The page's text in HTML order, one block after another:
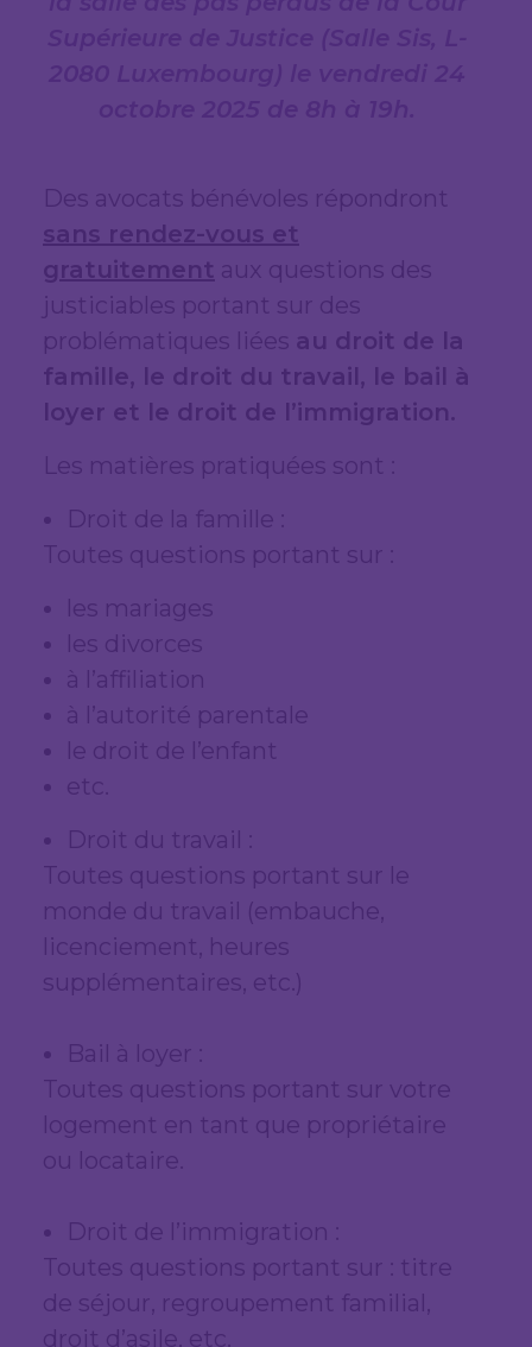
Des avocats bénévoles répondront
sans rendez-vous et
gratuitement aux questions des
justiciables portant sur des
problématiques liées au droit de la
famille, le droit du travail, le bail à
loyer et le droit de l’immigration.
Les matières pratiquées sont :
Droit de la famille :
Toutes questions portant sur :
les mariages
les divorces
à l’affiliation
à l’autorité parentale
le droit de l’enfant
etc.
Droit du travail :
Toutes questions portant sur le
monde du travail (embauche,
licenciement, heures
supplémentaires, etc.)
Bail à loyer :
Toutes questions portant sur votre
logement en tant que propriétaire
ou locataire.
Droit de l’immigration :
Toutes questions portant sur : titre
de séjour, regroupement familial,
droit d’asile, etc.